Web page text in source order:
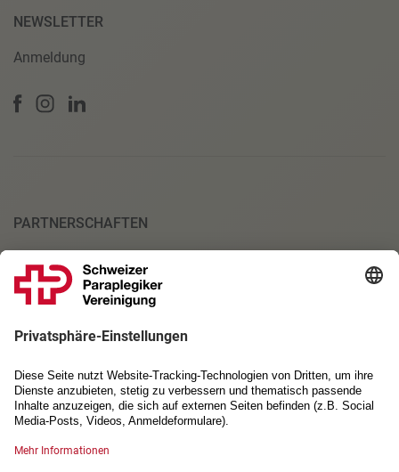
NEWSLETTER
Anmeldung
PARTNERSCHAFTEN